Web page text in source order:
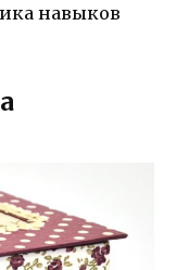
навыков